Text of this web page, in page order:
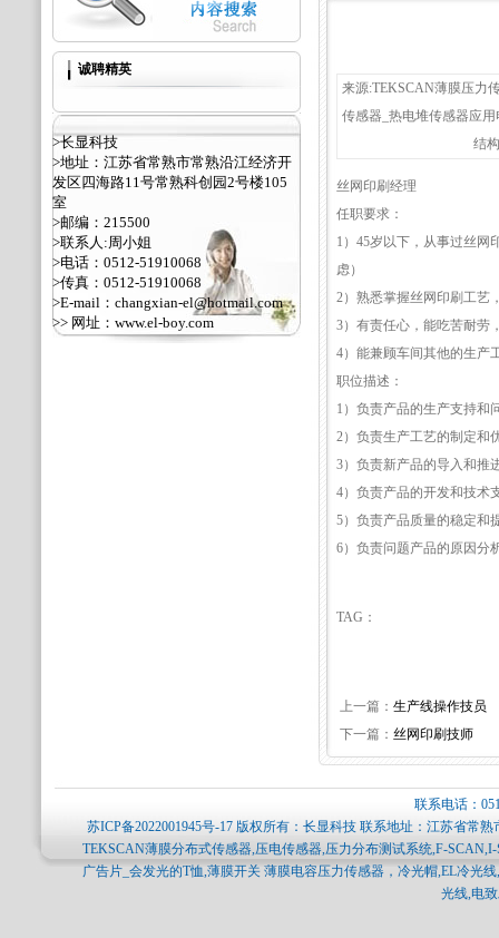
诚聘精英
>长显科技
>地址：江苏省常熟市常熟沿江经济开
发区四海路11号常熟科创园2号楼105
室
>邮编：215500
>联系人:周小姐
>电话：0512-51910068
>传真：0512-51910068
>E-mail：changxian-el@hotmail.com
>> 网址： www.el-boy.com
来源:TEKSCAN薄膜压力
传感器_热电堆传感器应
结
丝网印刷经理
任职要求：
1）45岁以下，从事过丝网
虑）
2）熟悉掌握丝网印刷工艺
3）有责任心，能吃苦耐劳
4）能兼顾车间其他的生产
职位描述：
1）负责产品的生产支持和
2）负责生产工艺的制定和
3）负责新产品的导入和推
4）负责产品的开发和技术
5）负责产品质量的稳定和
6）负责问题产品的原因分
TAG：
上一篇： 生产线操作技员
下一篇： 丝网印刷技师
联系电话：
苏ICP备2022001945号-17 版权所有：长显科技 联系地址：江苏省常
TEKSCAN薄膜分布式传感器,压电传感器,压力分布测试系统,F-
广告片_会发光的T恤,薄膜开关 薄膜电容压力传感器，冷光帽,EL冷光
光线,电